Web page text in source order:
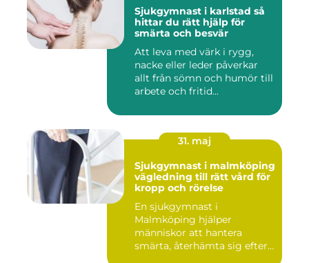
Sjukgymnast i karlstad så
hittar du rätt hjälp för
smärta och besvär
Att leva med värk i rygg,
nacke eller leder påverkar
allt från sömn och humör till
arbete och fritid...
31. maj
Sjukgymnast i malmköping
vägledning till rätt vård för
kropp och rörelse
En sjukgymnast i
Malmköping hjälper
människor att hantera
smärta, återhämta sig efter